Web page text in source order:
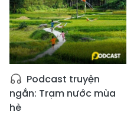
Podcast truyện
ngắn: Trạm nước mùa
hè